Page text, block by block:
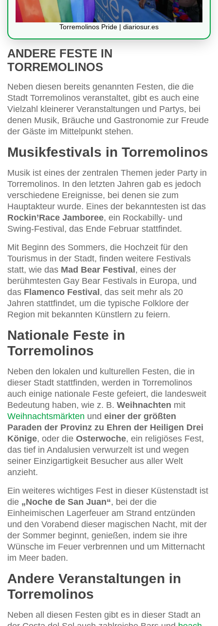
Torremolinos Pride | diariosur.es
ANDERE FESTE IN
TORREMOLINOS
Neben diesen bereits genannten Festen, die die
Stadt Torremolinos veranstaltet, gibt es auch eine
Vielzahl kleinerer Veranstaltungen und Partys, bei
denen Musik, Bräuche und Gastronomie zur Freude
der Gäste im Mittelpunkt stehen.
Musikfestivals in Torremolinos
Musik ist eines der zentralen Themen jeder Party in
Torremolinos. In den letzten Jahren gab es jedoch
verschiedene Ereignisse, bei denen sie zum
Hauptakteur wurde. Eines der bekanntesten ist das
Rockin’Race Jamboree, ein Rockabilly- und
Swing-Festival, das Ende Februar stattfindet.
Mit Beginn des Sommers, die Hochzeit für den
Tourismus in der Stadt, finden weitere Festivals
statt, wie das Mad Bear Festival, eines der
berühmtesten Gay Bear Festivals in Europa, und
das Flamenco Festival, das seit mehr als 20
Jahren stattfindet, um die typische Folklore der
Region mit bekannten Künstlern zu feiern.
Nationale Feste in
Torremolinos
Neben den lokalen und kulturellen Festen, die in
dieser Stadt stattfinden, werden in Torremolinos
auch einige nationale Feste gefeiert, die landesweit
Bedeutung haben, wie z. B. Weihnachten mit
Weihnachtsmärkten und einer der größten
Paraden der Provinz zu Ehren der Heiligen Drei
Könige, oder die Osterwoche, ein religiöses Fest,
das tief in Andalusien verwurzelt ist und wegen
seiner Einzigartigkeit Besucher aus aller Welt
anzieht.
Ein weiteres wichtiges Fest in dieser Küstenstadt ist
die „Noche de San Juan“, bei der die
Einheimischen Lagerfeuer am Strand entzünden
und den Vorabend dieser magischen Nacht, mit der
der Sommer beginnt, genießen, indem sie ihre
Wünsche im Feuer verbrennen und um Mitternacht
im Meer baden.
Andere Veranstaltungen in
Torremolinos
Neben all diesen Festen gibt es in dieser Stadt an